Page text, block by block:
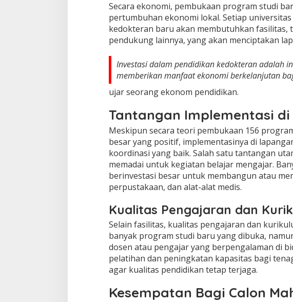
Secara ekonomi, pembukaan program studi
pertumbuhan ekonomi lokal. Setiap
kedokteran baru akan membutuhkan
pendukung lainnya, yang akan menciptakan
Investasi dalam pendidikan kedokteran adalah
memberikan manfaat ekonomi berkelanjutan
ujar seorang ekonom pendidikan.
Tantangan Implementasi
Meskipun secara teori pembukaan 156
besar yang positif, implementasinya di
koordinasi yang baik. Salah satu tantangan
memadai untuk kegiatan belajar mengajar.
berinvestasi besar untuk membangun atau
perpustakaan, dan alat-alat medis.
Kualitas Pengajaran dan
Selain fasilitas, kualitas pengajaran dan
banyak program studi baru yang dibuka,
dosen atau pengajar yang berpengalaman di
pelatihan dan peningkatan kapasitas bagi
agar kualitas pendidikan tetap terjaga.
Kesempatan Bagi Calon